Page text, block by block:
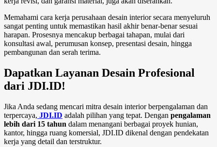
Memahami cara kerja perusahaan desain interiorsecara menyeluruh
sangat penting untuk memastikan hasil akhir benar-benar sesuai
harapan. Prosesnya mencakup berbagai tahapan, mulai dari
konsultasi awal, perumusan konsep, presentasi desain, hingga
pembangunan dan serah terima.
Dapatkan Layanan Desain Profesional
dari JDI.ID!
Jika Anda sedang mencari mitra desain interior berpengalaman dan
terpercaya, JDI.ID adalah pilihan yang tepat. Dengan pengalaman
lebih dari 15 tahun dalam menangani berbagai proyek hunian,
kantor, hingga ruang komersial, JDI.ID dikenal dengan pendekatan
kerja yang detail dan terstruktur.